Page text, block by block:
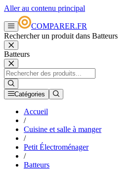
Aller au contenu principal
COMPARER.FR
Rechercher un produit dans Batteurs
Batteurs
Catégories
Accueil
/
Cuisine et salle à manger
/
Petit Électroménager
/
Batteurs